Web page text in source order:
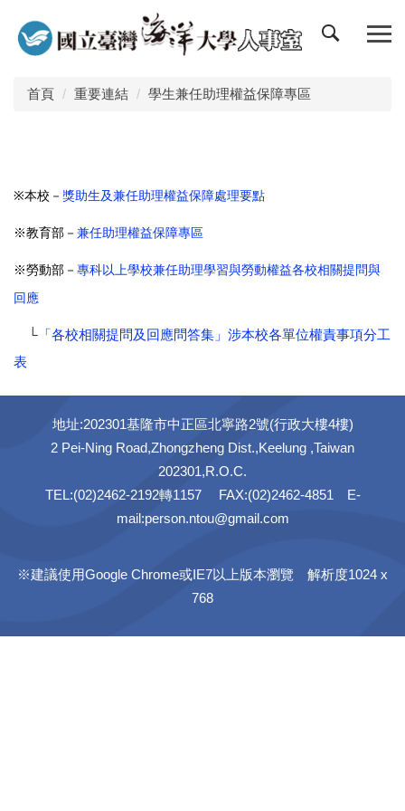
到
主
首頁 重要連結 學生兼任助理權益保障專區
※本校－ 獎助生及兼任助理權益保障處理要點
※教育部－ 兼任助理權益保障專區
※勞動部－ 專科以上學校兼任助理學習與勞動權益各校相關提問與
回應
└ 「各校相關提問及回應問答集」涉本校各單位權責事項分工
表
地址:202301基隆市中正區北寧路2號(行政大樓4樓)
2 Pei-Ning Road,Zhongzheng Dist.,Keelung ,Taiwan
202301,R.O.C.
TEL:(02)2462-2192轉1157 FAX:(02)2462-4851 E-
mail:person.ntou@gmail.com
※建議使用Google Chrome或IE7以上版本瀏覽 解析度1024 x
768